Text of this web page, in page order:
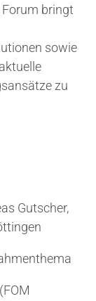
bringt
sowie
zu
Gutscher,
(FOM